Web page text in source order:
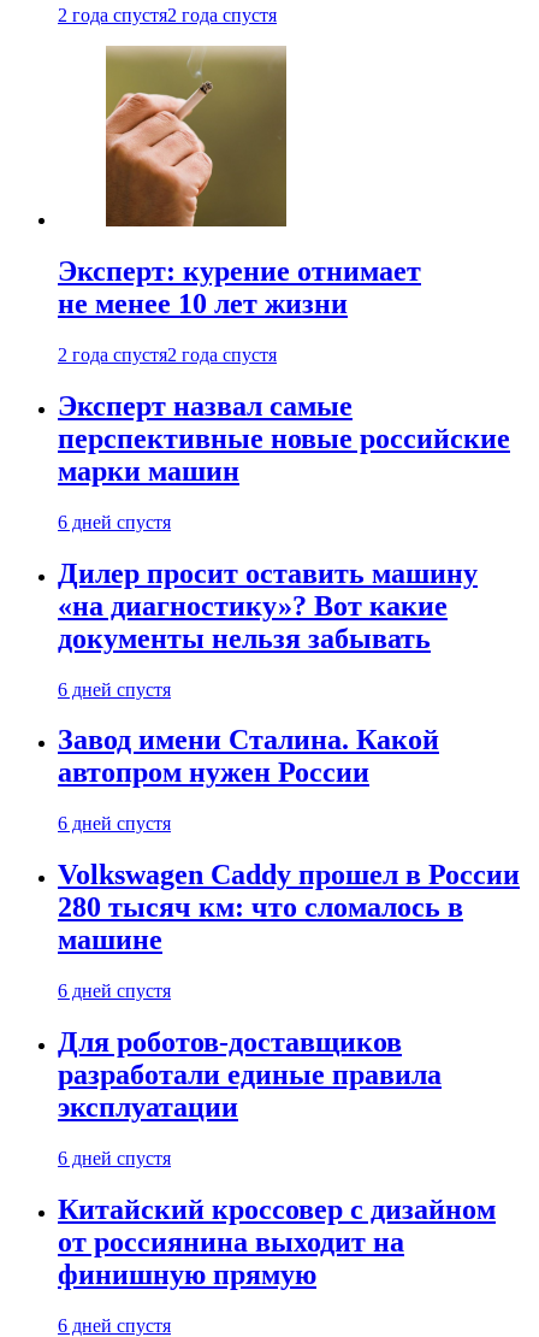
2 года спустя2 года спустя
Эксперт: курение отнимает
не менее 10 лет жизни
2 года спустя2 года спустя
Эксперт назвал самые
перспективные новые российские
марки машин
6 дней спустя
Дилер просит оставить машину
«на диагностику»? Вот какие
документы нельзя забывать
6 дней спустя
Завод имени Сталина. Какой
автопром нужен России
6 дней спустя
Volkswagen Caddy прошел в России
280 тысяч км: что сломалось в
машине
6 дней спустя
Для роботов-доставщиков
разработали единые правила
эксплуатации
6 дней спустя
Китайский кроссовер с дизайном
от россиянина выходит на
финишную прямую
6 дней спустя